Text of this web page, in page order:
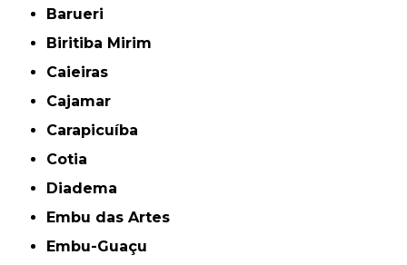
Barueri
Biritiba Mirim
Caieiras
Cajamar
Carapicuíba
Cotia
Diadema
Embu das Artes
Embu-Guaçu